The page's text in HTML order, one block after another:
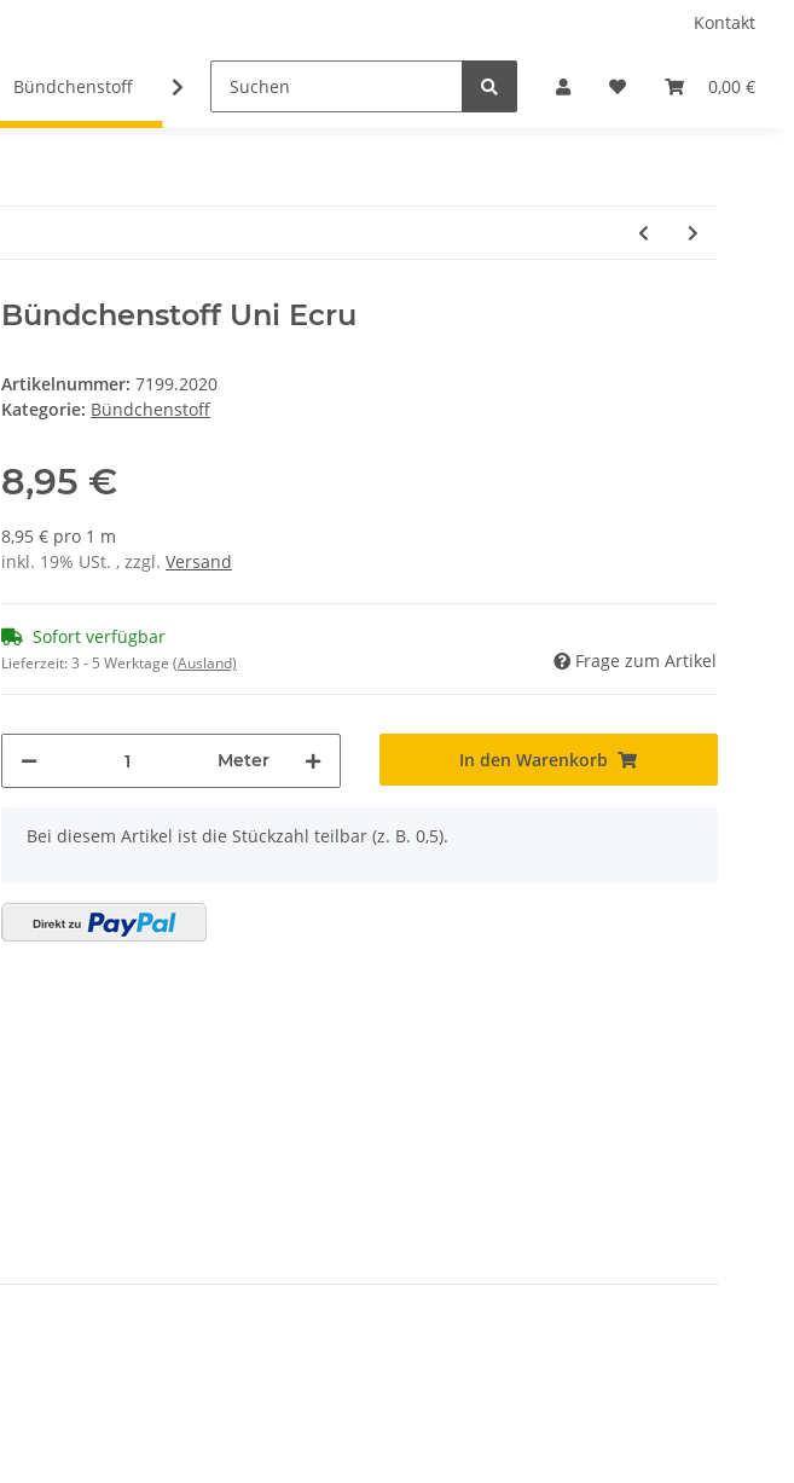
Kontakt
0,00 €
Bündchenstoff Canvas Fellimitat Tierdruck Filz 3 MM
Bündchenstoff Uni Ecru
Artikelnummer: 7199.2020
Kategorie: Bündchenstoff
8,95 €
8,95 € pro 1 m
inkl. 19% USt. , zzgl. Versand
Sofort verfügbar
Lieferzeit:3 - 5 Werktage (Ausland) Frage zum Artikel
Meter In den Warenkorb
x
Bei diesem Artikel ist die Stückzahl teilbar (z. B. 0,5).